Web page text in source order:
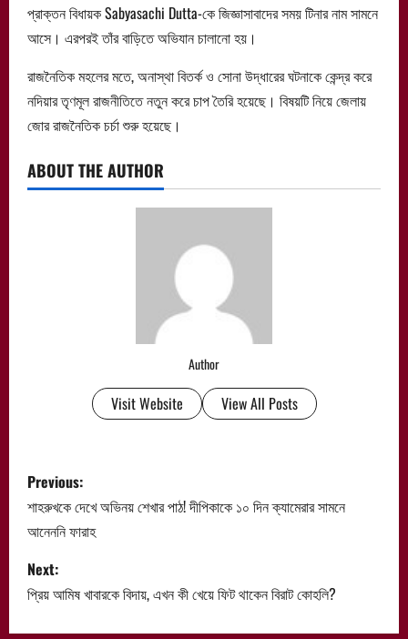
প্রাক্তন বিধায়ক Sabyasachi Dutta-কে জিজ্ঞাসাবাদের সময় টিনার নাম সামনে
আসে। এরপরই তাঁর বাড়িতে অভিযান চালানো হয়।
রাজনৈতিক মহলের মতে, অনাস্থা বিতর্ক ও সোনা উদ্ধারের ঘটনাকে কেন্দ্র করে
নদিয়ার তৃণমূল রাজনীতিতে নতুন করে চাপ তৈরি হয়েছে। বিষয়টি নিয়ে জেলায়
জোর রাজনৈতিক চর্চা শুরু হয়েছে।
ABOUT THE AUTHOR
Author
Visit Website View All Posts
P
o
s
t
n
Previous:
শাহরুখকে দেখে অভিনয় শেখার পাঠ! দীপিকাকে ১০ দিন ক্যামেরার সামনে
আনেননি ফারাহ
Next:
প্রিয় আমিষ খাবারকে বিদায়, এখন কী খেয়ে ফিট থাকেন বিরাট কোহলি?